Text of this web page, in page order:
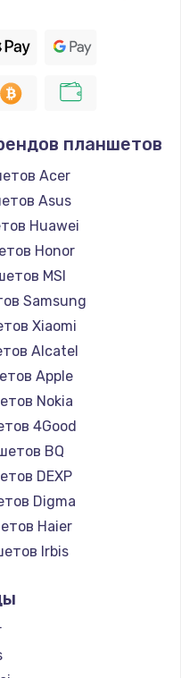
Fi
диска
ОС
планшетов
Acer
Asus
Huawei
Honor
MSI
Samsung
Xiaomi
Alcatel
Apple
Nokia
4Good
BQ
DEXP
Digma
Haier
Irbis
Microsoft
BlackView
Amazon